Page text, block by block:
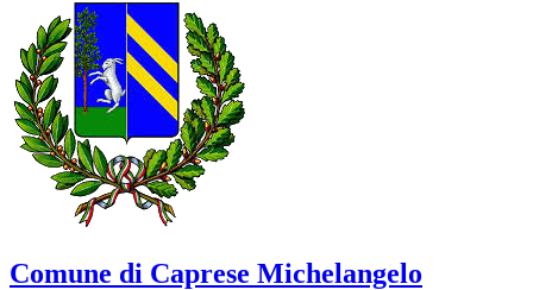
Comune di Caprese Michelangelo